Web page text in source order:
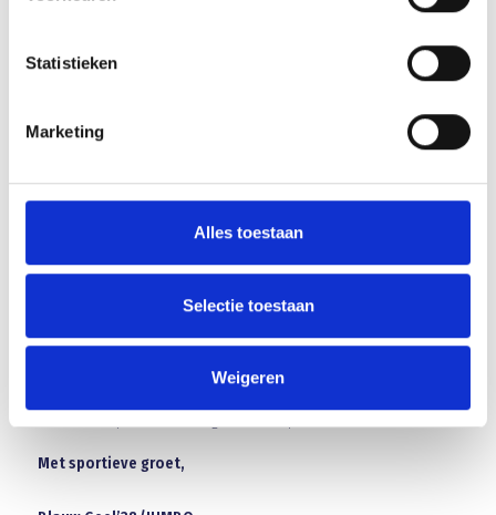
Statistieken
Marketing
Alles toestaan
Selectie toestaan
Weigeren
2 augustus eerste training 20.00 uur Blauw Geel O23
7 augustus (tegenstander ntb)
14 augustus (tegenstander ntb)
22 augustus VOW 11.30 (thuis)
24 augustus UNA 20.15 (thuis)
28 augustus Gemert 17.30 (thuis)
31 augustus De Treffers 20.00 uur (uit)
Met sportieve groet,